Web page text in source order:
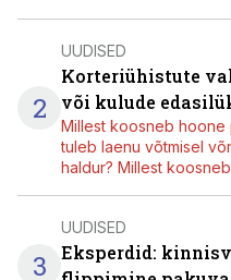
2
UUDISED
Korteriühistute
või kulude
Millest koosneb hoone
tuleb laenu võtmisel
haldur? Millest
3
UUDISED
Eksperdid: